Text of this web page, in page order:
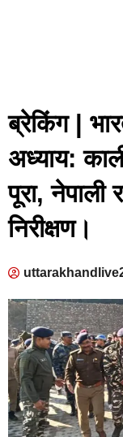
ब्रेकिंग |
अध्याय:
पूरा, नेपाली
निरीक्षण।